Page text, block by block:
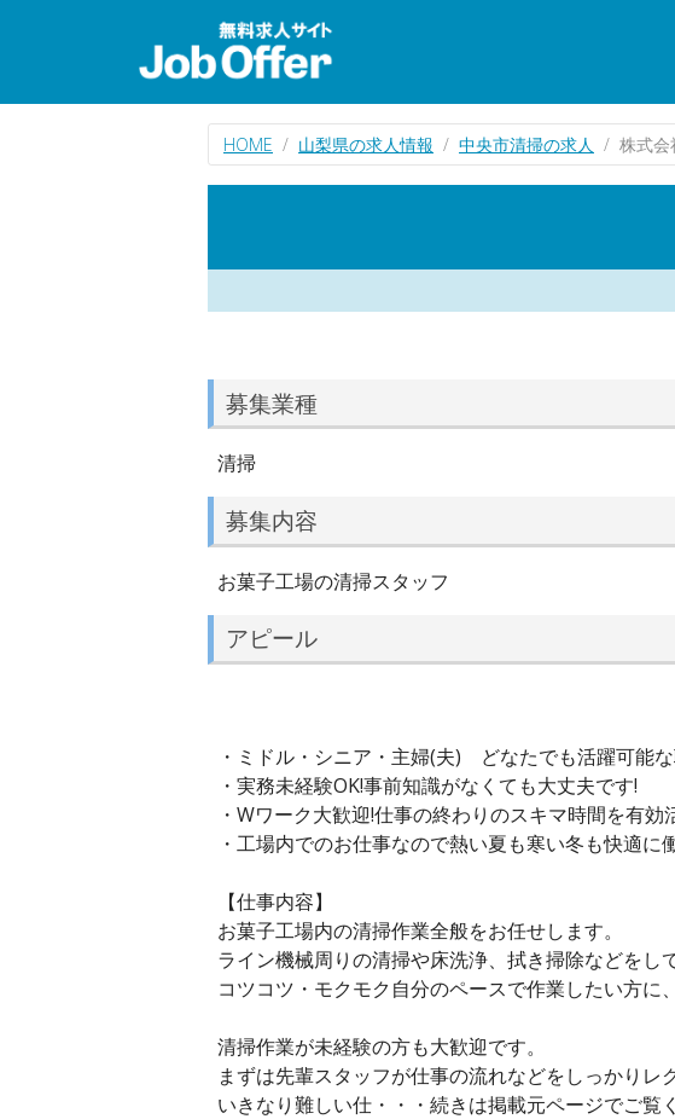
HOME 山梨県の求人情報 中央市清掃の求人 株式会
募集業種
清掃
募集内容
お菓子工場の清掃スタッフ
アピール
・ミドル・シニア・主婦(夫) どなたでも活躍可能
・実務未経験OK!事前知識がなくても大丈夫です!
・Wワーク大歓迎!仕事の終わりのスキマ時間を有効
・工場内でのお仕事なので熱い夏も寒い冬も快適に
【仕事内容】
お菓子工場内の清掃作業全般をお任せします。
ライン機械周りの清掃や床洗浄、拭き掃除などをし
コツコツ・モクモク自分のペースで作業したい方に
清掃作業が未経験の方も大歓迎です。
まずは先輩スタッフが仕事の流れなどをしっかり
いきなり難しい仕・・・続きは掲載元ページでご覧